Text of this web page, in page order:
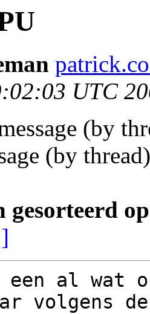
UTC
(by
(by
gesorteerd
al wat
volgens de